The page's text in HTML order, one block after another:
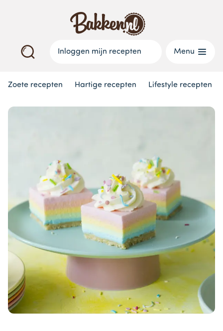
Inloggen mijn recepten Menu
Zoete recepten Hartige recepten Lifestyle recepten